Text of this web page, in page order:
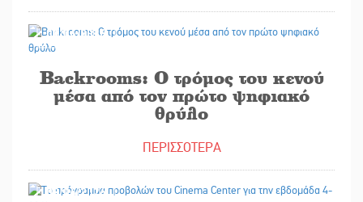
09/06/2026
Backrooms: Ο τρόμος του κενού
μέσα από τον πρώτο ψηφιακό
θρύλο
ΠΕΡΙΣΣΟΤΕΡΑ
03/06/2026